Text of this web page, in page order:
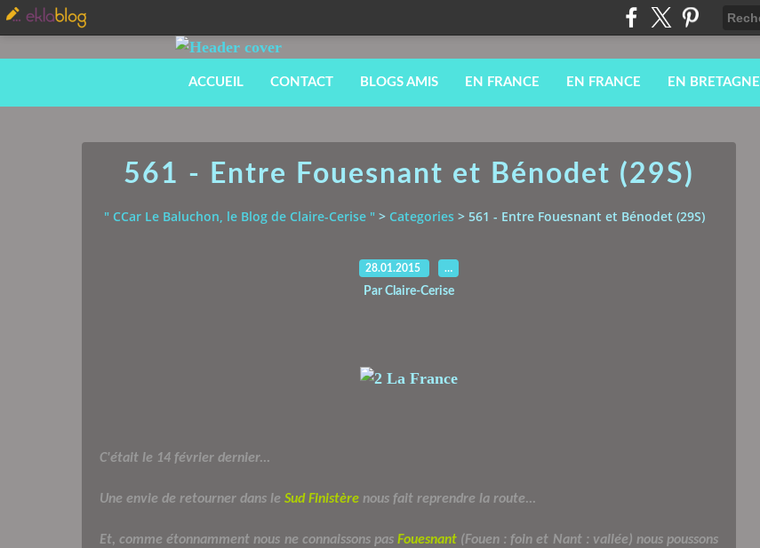
ACCUEIL CONTACT BLOGS AMIS EN FRANCE EN FRANCE EN BRETAGNE
561 - Entre Fouesnant et Bénodet (29S)
" CCar Le Baluchon, le Blog de Claire-Cerise " > Categories > 561 - Entre Fouesnant et Bénodet (29S)
28.01.2015 …
Par Claire-Cerise
C'était le 14 février dernier...
Une envie de retourner dans le Sud Finistère nous fait reprendre la route...
Et, comme étonnamment nous ne connaissons pas Fouesnant(Fouen : foin et Nant : vallée) nous poussons